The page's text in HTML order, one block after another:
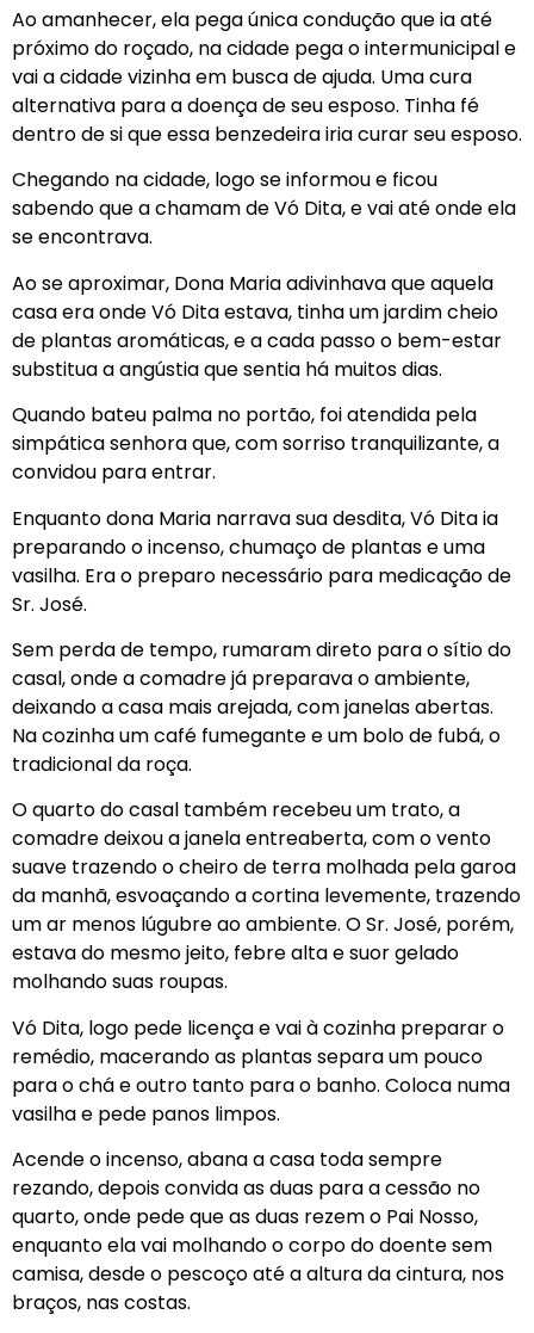
Ao amanhecer, ela pega única condução que ia até
próximo do roçado, na cidade pega o intermunicipal e
vai a cidade vizinha em busca de ajuda. Uma cura
alternativa para a doença de seu esposo. Tinha fé
dentro de si que essa benzedeira iria curar seu esposo.
Chegando na cidade, logo se informou e ficou
sabendo que a chamam de Vó Dita, e vai até onde ela
se encontrava.
Ao se aproximar, Dona Maria adivinhava que aquela
casa era onde Vó Dita estava, tinha um jardim cheio
de plantas aromáticas, e a cada passo o bem-estar
substitua a angústia que sentia há muitos dias.
Quando bateu palma no portão, foi atendida pela
simpática senhora que, com sorriso tranquilizante, a
convidou para entrar.
Enquanto dona Maria narrava sua desdita, Vó Dita ia
preparando o incenso, chumaço de plantas e uma
vasilha. Era o preparo necessário para medicação de
Sr. José.
Sem perda de tempo, rumaram direto para o sítio do
casal, onde a comadre já preparava o ambiente,
deixando a casa mais arejada, com janelas abertas.
Na cozinha um café fumegante e um bolo de fubá, o
tradicional da roça.
O quarto do casal também recebeu um trato, a
comadre deixou a janela entreaberta, com o vento
suave trazendo o cheiro de terra molhada pela garoa
da manhã, esvoaçando a cortina levemente, trazendo
um ar menos lúgubre ao ambiente. O Sr. José, porém,
estava do mesmo jeito, febre alta e suor gelado
molhando suas roupas.
Vó Dita, logo pede licença e vai à cozinha preparar o
remédio, macerando as plantas separa um pouco
para o chá e outro tanto para o banho. Coloca numa
vasilha e pede panos limpos.
Acende o incenso, abana a casa toda sempre
rezando, depois convida as duas para a cessão no
quarto, onde pede que as duas rezem o Pai Nosso,
enquanto ela vai molhando o corpo do doente sem
camisa, desde o pescoço até a altura da cintura, nos
braços, nas costas.